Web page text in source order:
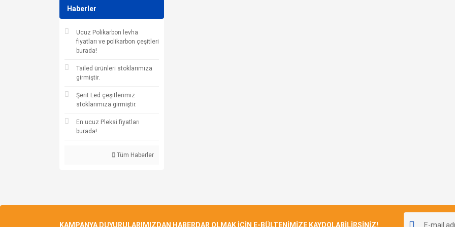
Haberler
Ucuz Polikarbon levha
fiyatları ve polikarbon çeşitleri
burada!
Tailed ürünleri stoklarımıza
girmiştir.
Şerit Led çeşitlerimiz
stoklarımıza girmiştir.
En ucuz Pleksi fiyatları
burada!
Tüm Haberler
KAMPANYA DUYURULARIMIZDAN HABERDAR OLMAK İÇİN E-BÜLTENİMİZE KAYDOLABİLİRSİNİZ!